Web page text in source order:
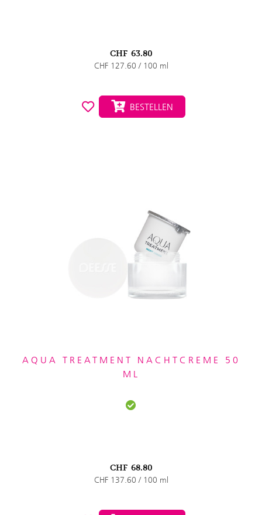
CHF 63.80
CHF 127.60 / 100 ml
BESTELLEN
AQUA TREATMENT NACHTCREME 50
ML
CHF 68.80
CHF 137.60 / 100 ml